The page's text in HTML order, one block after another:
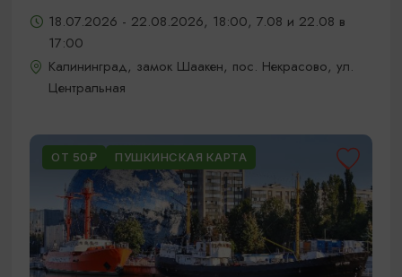
18.07.2026 - 22.08.2026, 18:00, 7.08 и 22.08 в
17:00
Калининград, замок Шаакен, пос. Некрасово, ул.
Центральная
ОТ 50₽ ПУШКИНСКАЯ КАРТА